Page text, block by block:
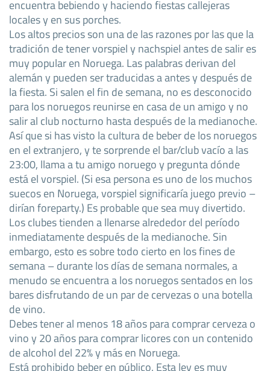
encuentra bebiendo y haciendo fiestas callejeras
locales y en sus porches.
Los altos precios son una de las razones por las que la
tradición de tener vorspiel y nachspiel antes de salir es
muy popular en Noruega. Las palabras derivan del
alemán y pueden ser traducidas a antes y después de
la fiesta. Si salen el fin de semana, no es desconocido
para los noruegos reunirse en casa de un amigo y no
salir al club nocturno hasta después de la medianoche.
Así que si has visto la cultura de beber de los noruegos
en el extranjero, y te sorprende el bar/club vacío a las
23:00, llama a tu amigo noruego y pregunta dónde
está el vorspiel. (Si esa persona es uno de los muchos
suecos en Noruega, vorspiel significaría juego previo –
dirían foreparty.) Es probable que sea muy divertido.
Los clubes tienden a llenarse alrededor del período
inmediatamente después de la medianoche. Sin
embargo, esto es sobre todo cierto en los fines de
semana – durante los días de semana normales, a
menudo se encuentra a los noruegos sentados en los
bares disfrutando de un par de cervezas o una botella
de vino.
Debes tener al menos 18 años para comprar cerveza o
vino y 20 años para comprar licores con un contenido
de alcohol del 22% y más en Noruega.
Está prohibido beber en público. Esta ley es muy